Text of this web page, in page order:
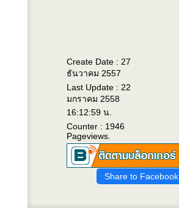
Create Date : 27
ธันวาคม 2557
Last Update : 22
มกราคม 2558
16:12:59 น.
Counter : 1946
Pageviews.
Share to Facebook